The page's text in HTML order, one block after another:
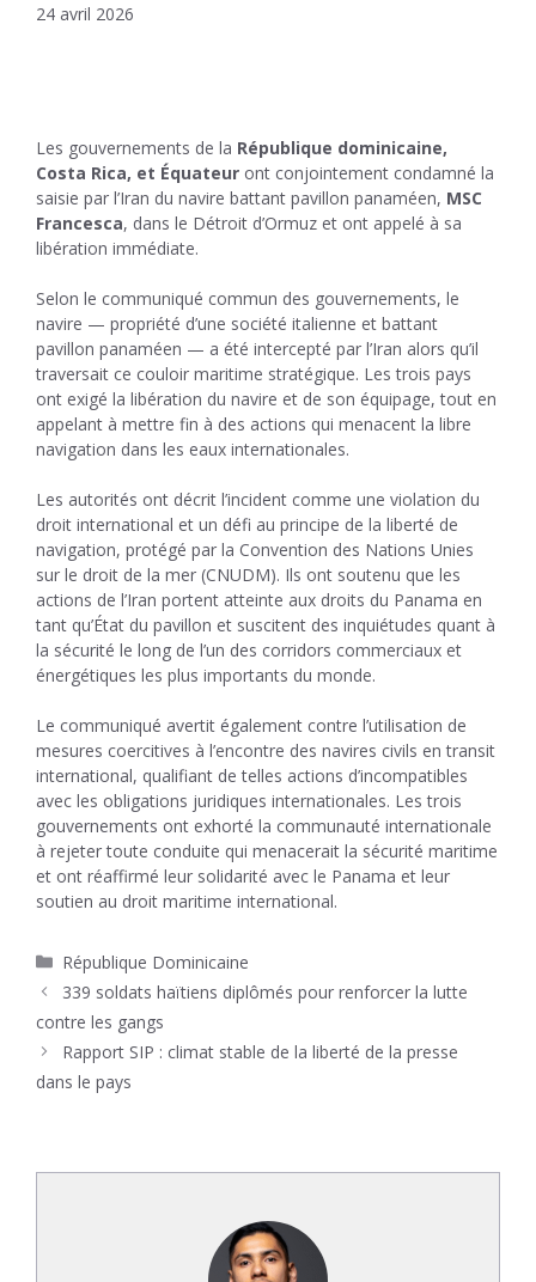
24 avril 2026
Les gouvernements de la République dominicaine,
Costa Rica, et Équateur ont conjointement condamné la
saisie par l’Iran du navire battant pavillon panaméen, MSC
Francesca, dans le Détroit d’Ormuz et ont appelé à sa
libération immédiate.
Selon le communiqué commun des gouvernements, le
navire — propriété d’une société italienne et battant
pavillon panaméen — a été intercepté par l’Iran alors qu’il
traversait ce couloir maritime stratégique. Les trois pays
ont exigé la libération du navire et de son équipage, tout en
appelant à mettre fin à des actions qui menacent la libre
navigation dans les eaux internationales.
Les autorités ont décrit l’incident comme une violation du
droit international et un défi au principe de la liberté de
navigation, protégé par la Convention des Nations Unies
sur le droit de la mer (CNUDM). Ils ont soutenu que les
actions de l’Iran portent atteinte aux droits du Panama en
tant qu’État du pavillon et suscitent des inquiétudes quant à
la sécurité le long de l’un des corridors commerciaux et
énergétiques les plus importants du monde.
Le communiqué avertit également contre l’utilisation de
mesures coercitives à l’encontre des navires civils en transit
international, qualifiant de telles actions d’incompatibles
avec les obligations juridiques internationales. Les trois
gouvernements ont exhorté la communauté internationale
à rejeter toute conduite qui menacerait la sécurité maritime
et ont réaffirmé leur solidarité avec le Panama et leur
soutien au droit maritime international.
Catégories
République Dominicaine
339 soldats haïtiens diplômés pour renforcer la lutte
contre les gangs
Rapport SIP : climat stable de la liberté de la presse
dans le pays